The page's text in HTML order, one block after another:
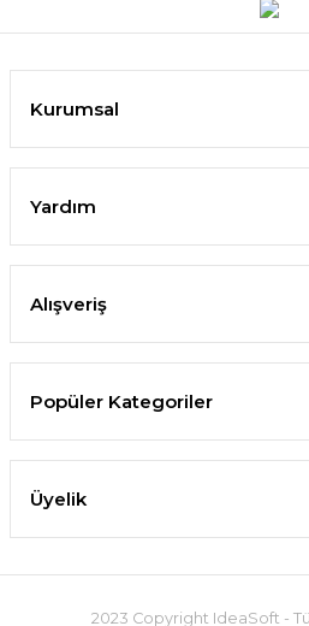
Kurumsal
Yardım
Alışveriş
Popüler Kategoriler
Üyelik
2023 Copyright IdeaSoft -